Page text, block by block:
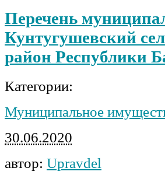
Перечень
Кунтугушевский
район Республики
Категории:
Муниципальное
30.06.2020
автор: Upravdel